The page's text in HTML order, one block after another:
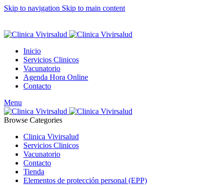
Skip to navigation Skip to main content
Inicio
Servicios Clinicos
Vacunatorio
Agenda Hora Online
Contacto
Menu
Browse Categories
Clinica Vivirsalud
Servicios Clinicos
Vacunatorio
Contacto
Tienda
Elementos de protección personal (EPP)